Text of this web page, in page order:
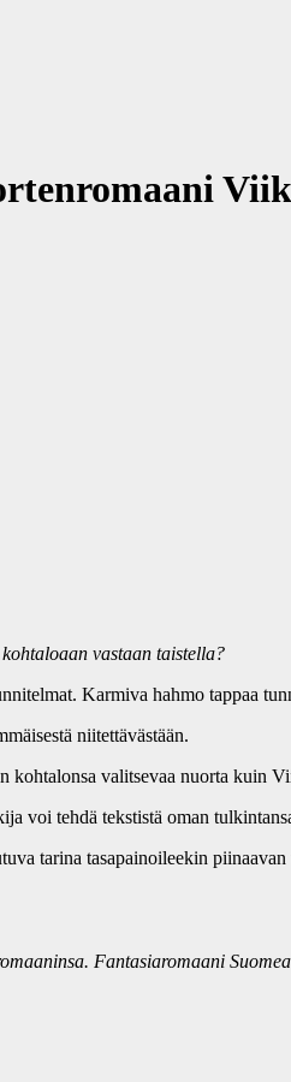
vastaan taistella?
Karmiva hahmo tappaa
niitettävästään.
kohtalonsa valitsevaa nuorta kuin
voi tehdä tekstistä oman
tarina tasapainoileekin
Fantasiaromaani